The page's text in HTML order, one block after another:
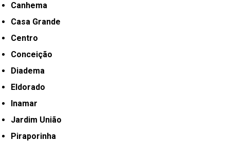
Canhema
Casa Grande
Centro
Conceição
Diadema
Eldorado
Inamar
Jardim União
Piraporinha